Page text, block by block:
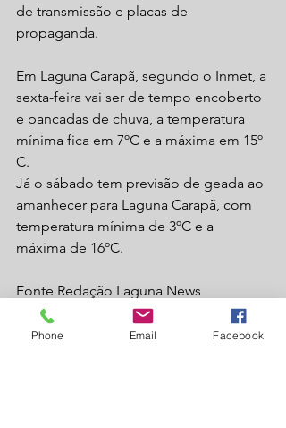
de transmissão e placas de
propaganda.
Em Laguna Carapã, segundo o Inmet, a
sexta-feira vai ser de tempo encoberto
e pancadas de chuva, a temperatura
mínima fica em 7ºC e a máxima em 15º
C.
Já o sábado tem previsão de geada ao
amanhecer para Laguna Carapã, com
temperatura mínima de 3ºC e a
máxima de 16ºC.
Fonte Redação Laguna News
Laguna Carapã
Phone Email Facebook